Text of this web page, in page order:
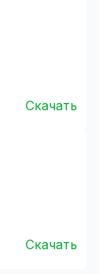
Скачать
Скачать